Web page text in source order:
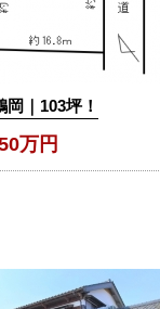
岡｜103坪！
万円